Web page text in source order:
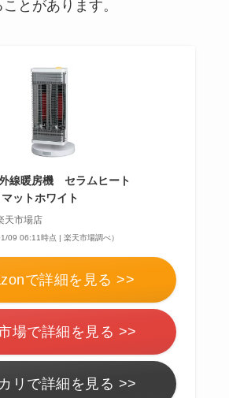
とがあります。
線暖房機 セラムヒート
ットホワイト
市場店
09 06:11時点 | 楽天市場調べ）
で詳細を見る >>
場で詳細を見る >>
リで詳細を見る >>